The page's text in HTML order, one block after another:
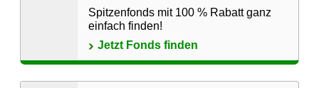
Spitzenfonds mit 100 % Rabatt ganz
einfach finden!
Jetzt Fonds finden